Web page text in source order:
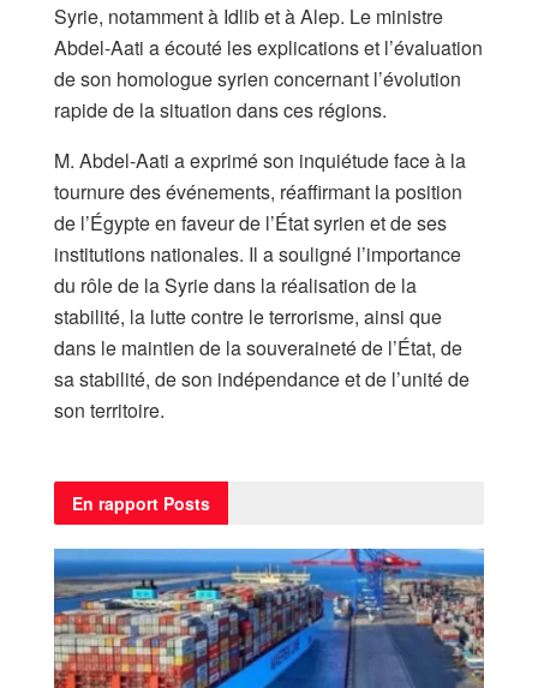
Syrie, notamment à Idlib et à Alep. Le ministre
Abdel-Aati a écouté les explications et l’évaluation
de son homologue syrien concernant l’évolution
rapide de la situation dans ces régions.
M. Abdel-Aati a exprimé son inquiétude face à la
tournure des événements, réaffirmant la position
de l’Égypte en faveur de l’État syrien et de ses
institutions nationales. Il a souligné l’importance
du rôle de la Syrie dans la réalisation de la
stabilité, la lutte contre le terrorisme, ainsi que
dans le maintien de la souveraineté de l’État, de
sa stabilité, de son indépendance et de l’unité de
son territoire.
En rapport Posts